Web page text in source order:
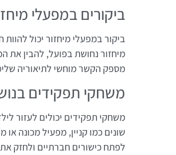
ביקורים במפעלי
ביקור במפעלי מיחזור יכול
מיחזור נחושת בפועל, להבין
מספק הקשר מוחשי לתיאוריה
משחקי תפקידים
משחקי תפקידים יכולים לעזור
שונים כמו קניין, מפעיל מכונה
לפתח כישורים חברתיים ולחזק